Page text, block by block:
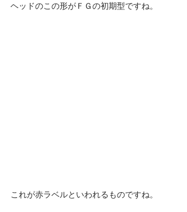
ヘッドのこの形がＦＧの初期型ですね。
これが赤ラベルといわれるものですね。